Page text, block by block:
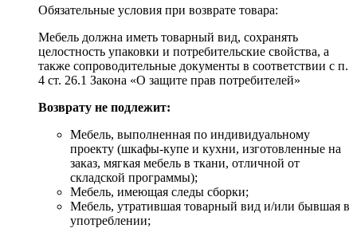
Обязательные условия при возврате товара:
Мебель должна иметь товарный вид, сохранять
целостность упаковки и потребительские свойства, а
также сопроводительные документы в соответствии с п.
4 ст. 26.1 Закона «О защите прав потребителей»
Возврату не подлежит:
Мебель, выполненная по индивидуальному
проекту (шкафы-купе и кухни, изготовленные на
заказ, мягкая мебель в ткани, отличной от
складской программы);
Мебель, имеющая следы сборки;
Мебель, утратившая товарный вид и/или бывшая в
употреблении;